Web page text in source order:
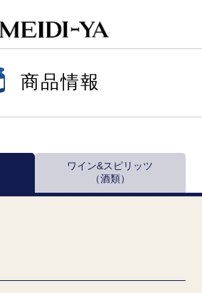
商品情報
ワイン&スピリッツ
（酒類）